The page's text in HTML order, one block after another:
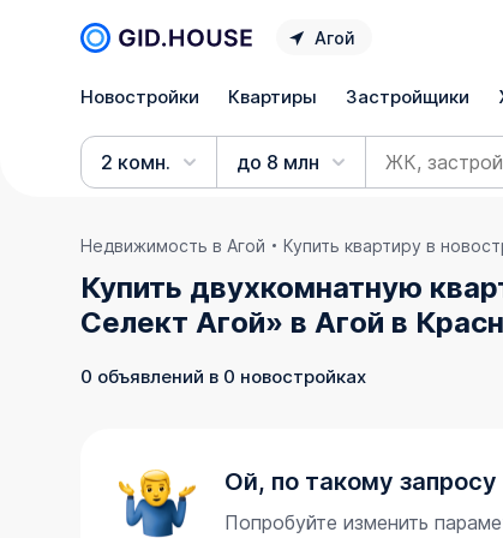
Агой
Новостройки Квартиры Застройщики
2 комн. до 8 млн
Недвижимость в Агой Купить квартиру в
Купить двухкомнатную
Селект Агой» в Агой в
0 объявлений в 0 новостройках
Ой, по такому запросу
Попробуйте изменить